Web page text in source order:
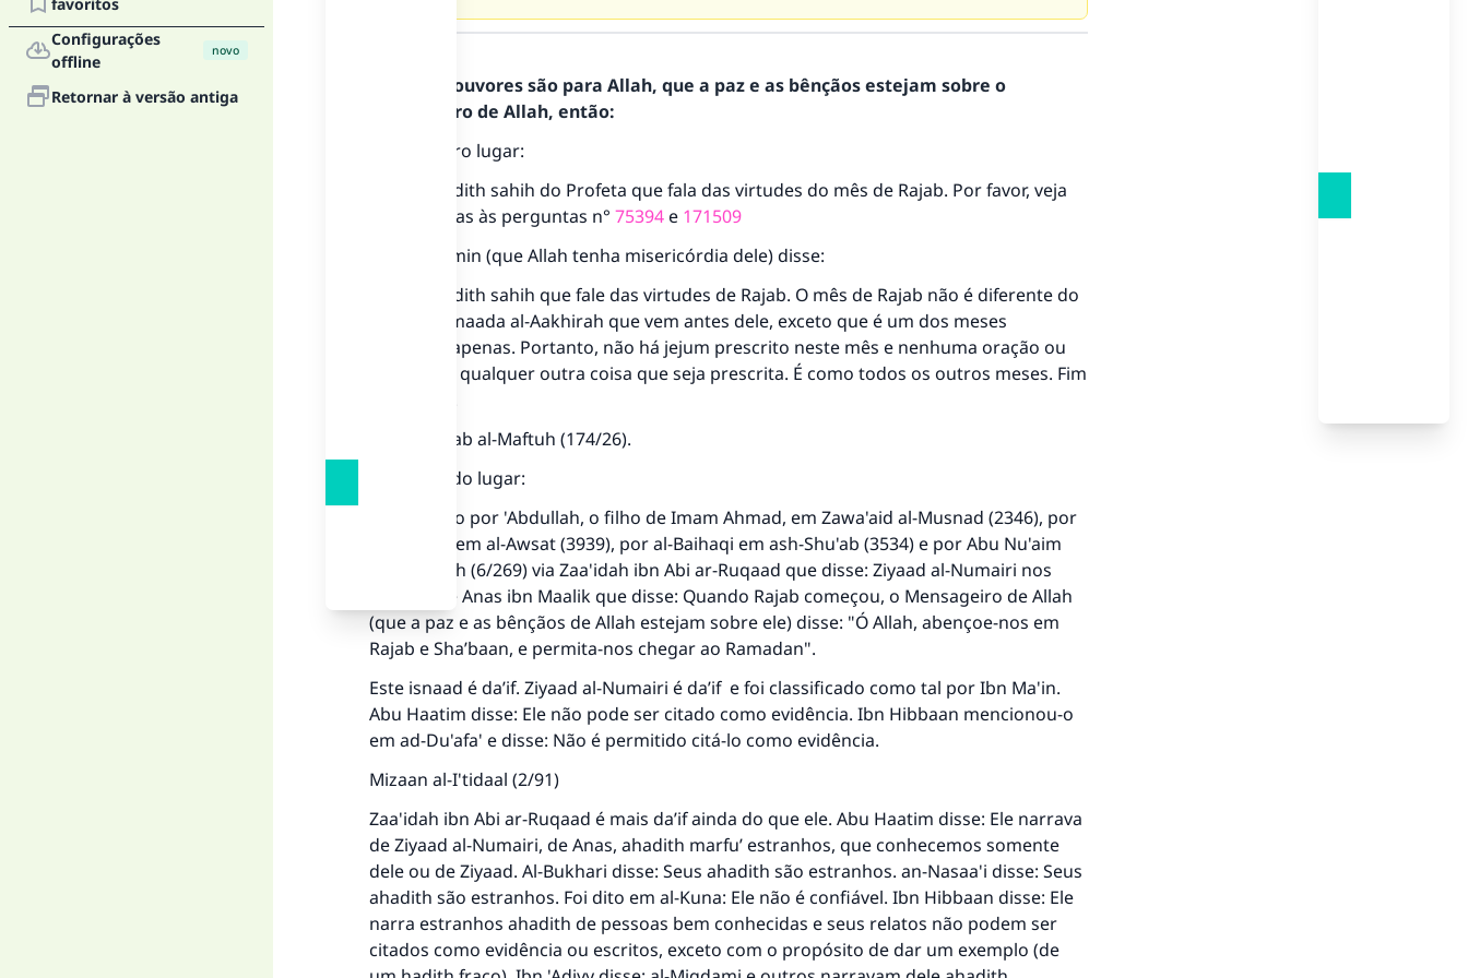
Configurações
offline
novo
Retornar à versão antiga
Todos os louvores são para Allah, que a paz e as bênçãos estejam sobre o
Mensageiro de Allah, então:
Em primeiro lugar:
Não há hadith sahih do Profeta que fala das virtudes do mês de Rajab. Por favor, veja
as respostas às perguntas n° 75394 e 171509
Ibn 'Uthaimin (que Allah tenha misericórdia dele) disse:
Não há hadith sahih que fale das virtudes de Rajab. O mês de Rajab não é diferente do
mês de Jumaada al-Aakhirah que vem antes dele, exceto que é um dos meses
sagrados apenas. Portanto, não há jejum prescrito neste mês e nenhuma oração ou
'umrah ou qualquer outra coisa que seja prescrita. É como todos os outros meses. Fim
Liqa' al-Baab al-Maftuh (174/26).
Em segundo lugar:
Foi narrado por 'Abdullah, o filho de Imam Ahmad, em Zawa'aid al-Musnad (2346), por
Tabaraani em al-Awsat (3939), por al-Baihaqi em ash-Shu'ab (3534) e por Abu Nu'aim
em al-Hiliah (6/269) via Zaa'idah ibn Abi ar-Ruqaad que disse: Ziyaad al-Numairi nos
contou, de Anas ibn Maalik que disse: Quando Rajab começou, o Mensageiro de Allah
(que a paz e as bênçãos de Allah estejam sobre ele) disse: "Ó Allah, abençoe-nos em
Rajab e Sha’baan, e permita-nos chegar ao Ramadan".
Este isnaad é da’if. Ziyaad al-Numairi é da’if e foi classificado como tal por Ibn Ma'in.
Abu Haatim disse: Ele não pode ser citado como evidência. Ibn Hibbaan mencionou-o
em ad-Du'afa' e disse: Não é permitido citá-lo como evidência.
Mizaan al-I'tidaal (2/91)
Zaa'idah ibn Abi ar-Ruqaad é mais da’if ainda do que ele. Abu Haatim disse: Ele narrava
de Ziyaad al-Numairi, de Anas, ahadith marfu’ estranhos, que conhecemos somente
dele ou de Ziyaad. Al-Bukhari disse: Seus ahadith são estranhos. an-Nasaa'i disse: Seus
ahadith são estranhos. Foi dito em al-Kuna: Ele não é confiável. Ibn Hibbaan disse: Ele
narra estranhos ahadith de pessoas bem conhecidas e seus relatos não podem ser
citados como evidência ou escritos, exceto com o propósito de dar um exemplo (de
A resposta n° 110845 salvou um casamento.
Ajude-nos a responder à Ummah